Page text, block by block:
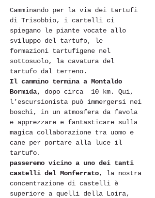
Camminando per la via dei tartufi
di Trisobbio, i cartelli ci
spiegano le piante vocate allo
sviluppo del tartufo, le
formazioni tartufigene nel
sottosuolo, la cavatura del
tartufo dal terreno.
Il cammino termina a Montaldo
Bormida, dopo circa  10 km. Qui,
l’escursionista può immergersi nei
boschi, in un atmosfera da favola
e apprezzare e fantasticare sulla
magica collaborazione tra uomo e
cane per portare alla luce il
tartufo.
passeremo vicino a uno dei tanti
castelli del Monferrato, la nostra
concentrazione di castelli è
superiore a quelli della Loira,